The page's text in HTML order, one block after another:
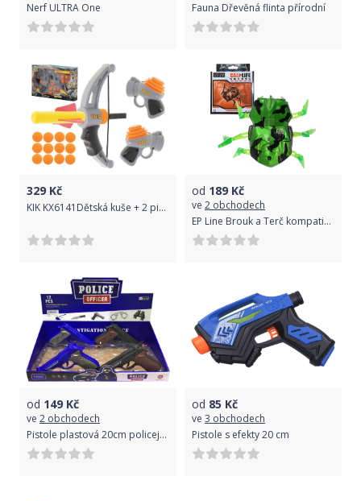
Nerf ULTRA One
Fauna Dřevěná flinta přírodní
329 Kč
KIK KX6141Dětská kuše + 2 pistole a 12 pěnových nábojů
od 189 Kč
ve 2 obchodech
EP Line Brouk a Terč kompatibilní s lasery
od 149 Kč
ve 2 obchodech
Pistole plastová 20cm policejní revolver na baterie Zvuk 2 barvy
od 85 Kč
ve 3 obchodech
Pistole s efekty 20 cm